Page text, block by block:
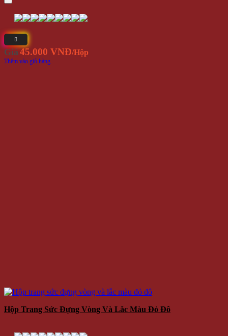
Giá45.000 VNĐ/Hộp
Thêm vào giỏ hàng
Hộp Trang Sức Đựng Vòng Và Lắc Màu Đỏ Đô